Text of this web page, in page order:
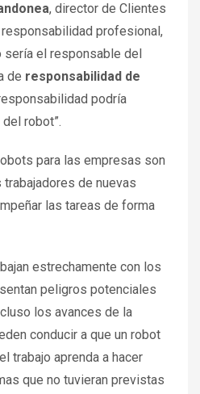
, director de Clientes
responsabilidad profesional,
el responsable del
de responsabilidad de
podría
del robot”.
para las empresas son
de nuevas
las tareas de forma
estrechamente con los
peligros potenciales
los avances de la
conducir a que un robot
trabajo aprenda a hacer
que no tuvieran previstas